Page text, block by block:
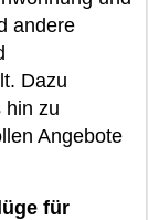
andere
Dazu
hin zu
Angebote
für